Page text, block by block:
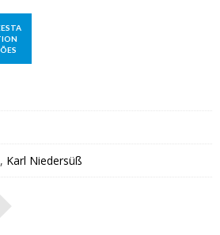
, Karl Niedersüß